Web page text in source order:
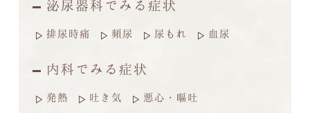
泌尿器科でみる症状
排尿時痛 頻尿 尿もれ 血尿
内科でみる症状
発熱 吐き気
悪心・嘔吐